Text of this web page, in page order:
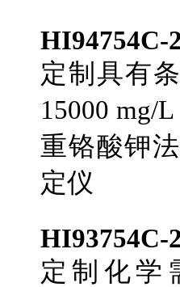
HI94754C-
定制具有
15000 mg/
重铬酸钾
定仪
HI93754C-
定制化学